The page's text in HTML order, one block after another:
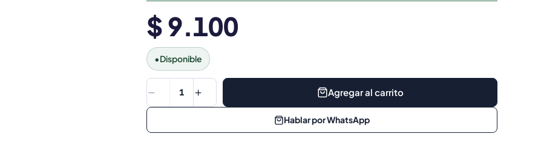
$ 9.100
•Disponible
1 Agregar al carrito
Hablar por WhatsApp